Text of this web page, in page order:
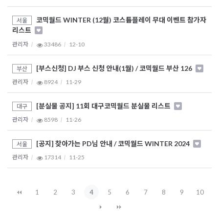
서울
코믹월드 WINTER (12월) 코스튬플레이 무대 이벤트 참가자
리스트
관리자 33486 12-10
부산 [부스신청] DJ 부스 신청 안내(1월) / 코믹월드 부산 126
관리자 8924 11-29
대구 [분실물 공지] 11회 대구코믹월드 분실물 리스트
관리자 8598 11-26
서울 [공지] 찾아가는 PD님 안내 / 코믹월드 WINTER 2024
관리자 17314 11-25
1 2 3 4 5 6 7 8 9 10